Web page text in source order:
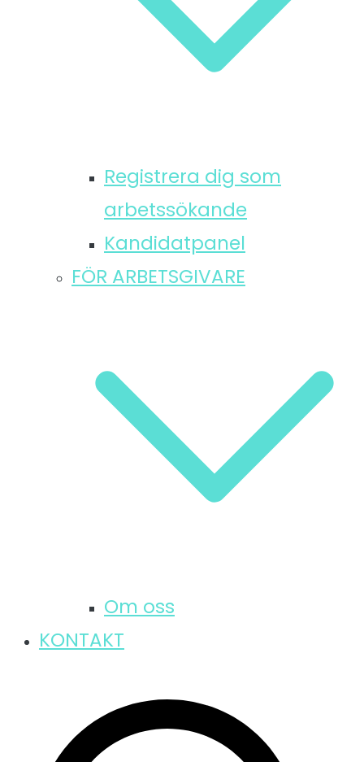
Registrera dig som
arbetssökande
Kandidatpanel
FÖR ARBETSGIVARE
Om oss
KONTAKT